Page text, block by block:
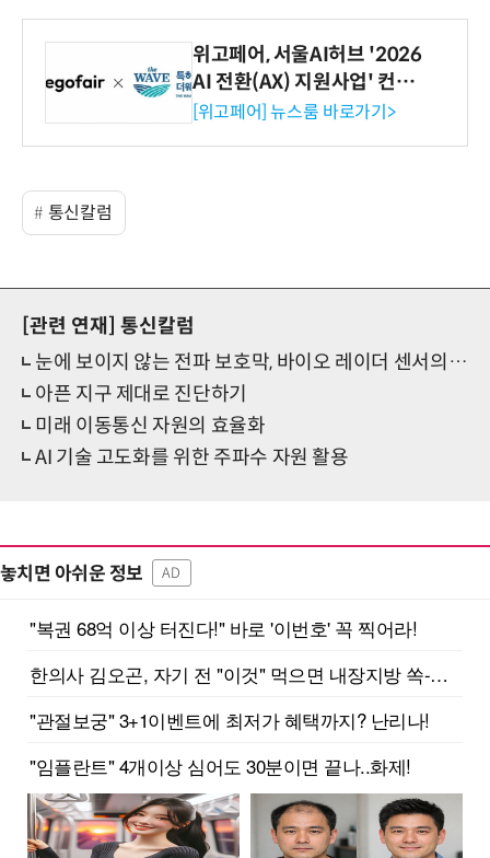
위고페어, 서울AI허브 '2026
AI 전환(AX) 지원사업' 컨소
시엄 선정
[위고페어] 뉴스룸 바로가기>
통신칼럼
[관련 연재] 통신칼럼
눈에 보이지 않는 전파 보호막, 바이오 레이더 센서의 시대
아픈 지구 제대로 진단하기
미래 이동통신 자원의 효율화
AI 기술 고도화를 위한 주파수 자원 활용
놓치면 아쉬운 정보 AD